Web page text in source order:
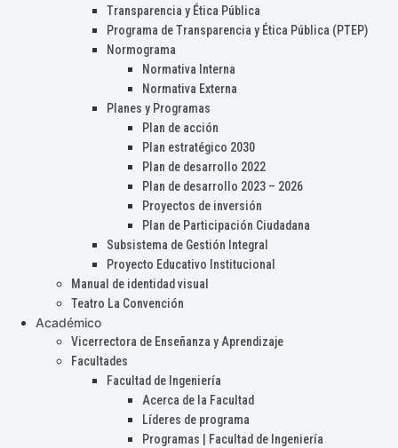
Transparencia y Ética Pública
Programa de Transparencia y Ética Pública (PTEP)
Normograma
Normativa Interna
Normativa Externa
Planes y Programas
Plan de acción
Plan estratégico 2030
Plan de desarrollo 2022
Plan de desarrollo 2023 – 2026
Proyectos de inversión
Plan de Participación Ciudadana
Subsistema de Gestión Integral
Proyecto Educativo Institucional
Manual de identidad visual
Teatro La Convención
Académico
Vicerrectora de Enseñanza y Aprendizaje
Facultades
Facultad de Ingeniería
Acerca de la Facultad
Líderes de programa
Programas | Facultad de Ingeniería